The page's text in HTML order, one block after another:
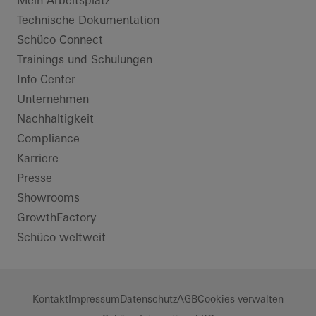
Technische Dokumentation
Schüco Connect
Trainings und Schulungen
Info Center
Unternehmen
Nachhaltigkeit
Compliance
Karriere
Presse
Showrooms
GrowthFactory
Schüco weltweit
KontaktImpressumDatenschutzAGBCookies verwalten